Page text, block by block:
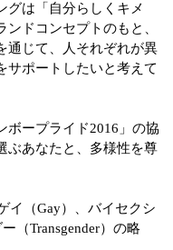
グは「自分らしくキメ
ドコンセプトのもと、
通じて、人それぞれが異
サポートしたいと考えて
ボープライド2016」の協
ぶあなたと、多様性を尊
イ（Gay）、バイセクシ
（Transgender）の略